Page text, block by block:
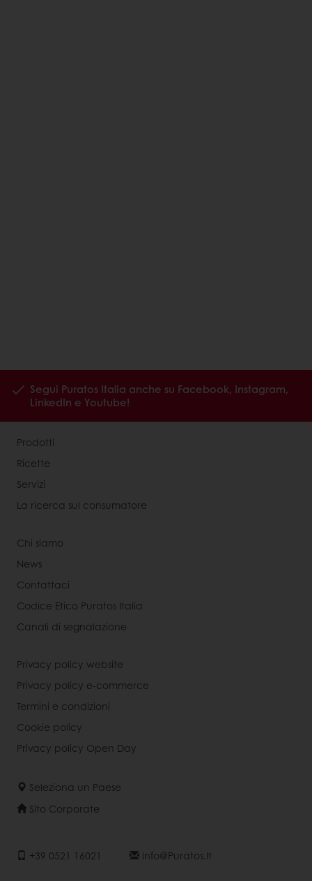
Segui Puratos Italia anche su Facebook, Instagram,
LinkedIn e Youtube!
Prodotti
Ricette
Servizi
La ricerca sul consumatore
Chi siamo
News
Contattaci
Codice Etico Puratos Italia
Canali di segnalazione
Privacy policy website
Privacy policy e-commerce
Termini e condizioni
Cookie policy
Privacy policy Open Day
Seleziona un Paese
Sito Corporate
+39 0521 16021 Info@puratos.it